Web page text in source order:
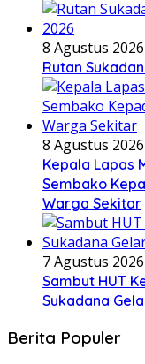
8 Agustus 2026
Rutan
8 Agustus 2026
Kepala Lapas
Sembako
Warga Sekitar
7 Agustus 2026
Sambut HUT
Sukadana
Berita Populer